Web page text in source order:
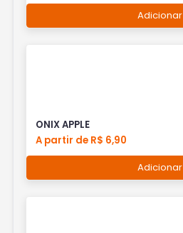
Adicionar
ONIX APPLE
A partir de R$ 6,90
Adicionar